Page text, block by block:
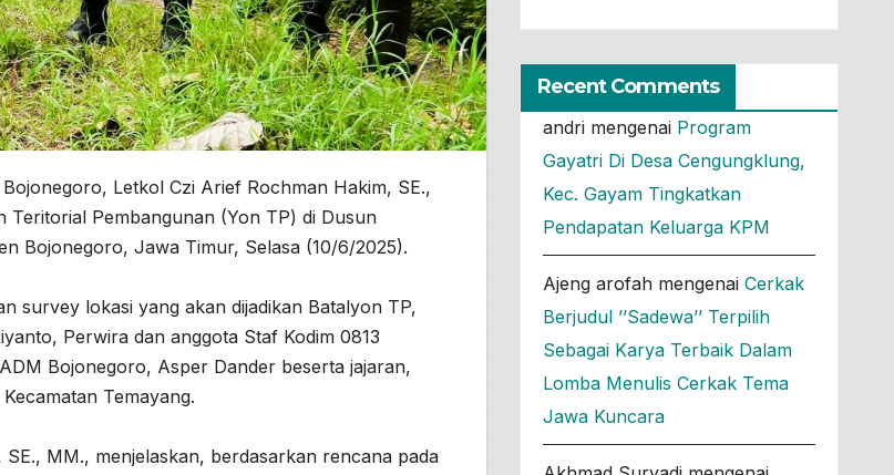
Letkol Czi Arief Rochman Hakim, SE.,
Teritorial Pembangunan (Yon TP) di Dusun
Bojonegoro, Jawa Timur, Selasa (10/6/2025).
survey lokasi yang akan dijadikan Batalyon TP,
Perwira dan anggota Staf Kodim 0813
Bojonegoro, Asper Dander beserta jajaran,
Temayang.
MM., menjelaskan, berdasarkan rencana pada
Recent Comments
andrimengenai Program
Gayatri Di Desa Cengungklung,
Kec. Gayam Tingkatkan
Pendapatan Keluarga KPM
Ajeng arofahmengenai Cerkak
Berjudul ’’Sadewa’’ Terpilih
Sebagai Karya Terbaik Dalam
Lomba Menulis Cerkak Tema
Jawa Kuncara